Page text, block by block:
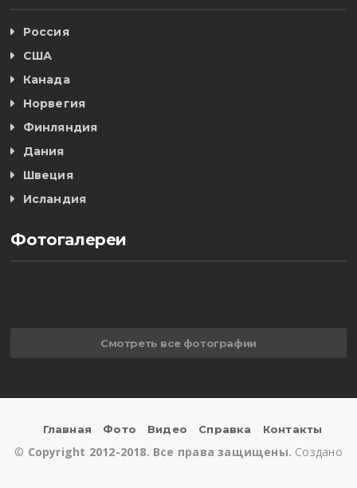
Россия
США
Канада
Норвегия
Финляндия
Дания
Швеция
Исландия
Фотогалереи
Смотреть все фотографии
Главная Фото Видео Справка Контакты
© Copyright 2012-2018. Все права защищены. Создано